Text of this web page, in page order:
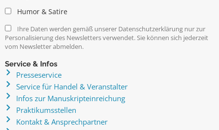
Humor & Satire
Ihre Daten werden gemäß unserer Datenschutzerklärung nur zur
Personalisierung des Newsletters verwendet. Sie können sich jederzeit
vom Newsletter abmelden.
Service & Infos
Presseservice
Service für Handel & Veranstalter
Infos zur Manuskripteinreichung
Praktikumsstellen
Kontakt & Ansprechpartner